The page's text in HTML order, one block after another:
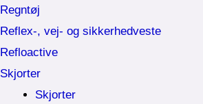
Regntøj
Reflex-, vej- og sikkerhedveste
Refloactive
Skjorter
Skjorter